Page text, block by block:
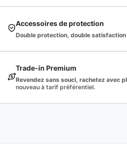
Accessoires de protection
Double protection, double satisfaction
Trade-in Premium
Revendez sans souci, rachetez avec
nouveau à tarif préférentiel.